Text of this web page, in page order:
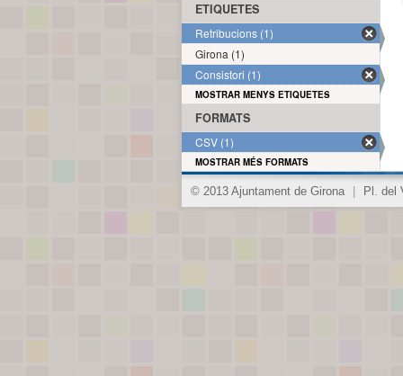
ETIQUETES
Retribucions (1)
Girona (1)
Consistori (1)
MOSTRAR MENYS ETIQUETES
FORMATS
CSV (1)
MOSTRAR MÉS FORMATS
© 2013 Ajuntament de Girona Pl. del